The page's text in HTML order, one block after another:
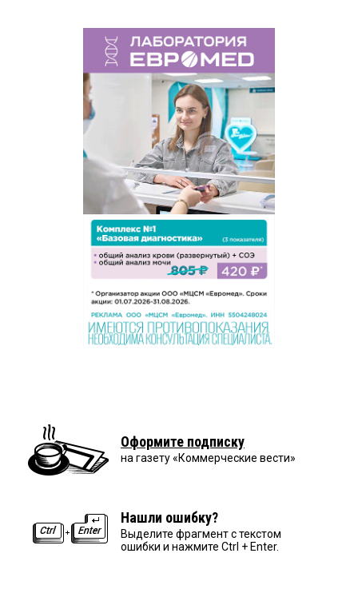
Оформите подписку
на газету «Коммерческие вести»
Нашли ошибку?
Выделите фрагмент с текстом
ошибки и нажмите Ctrl + Enter.